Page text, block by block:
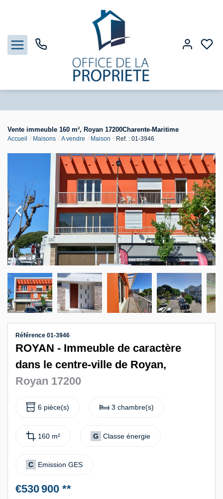
Biens vendus
Estimation
Gestion
Notre Agence
Contact
Vente immeuble 160 m², Royan 17200Charente-Maritime
Accueil Maisons A vendre Maison Ref. : 01-3946
Référence 01-3946
ROYAN - Immeuble de caractère
dans le centre-ville de Royan,
Royan 17200
6 pièce(s) 3 chambre(s)
160 m² G Classe énergie
C Emission GES
€530 900 **